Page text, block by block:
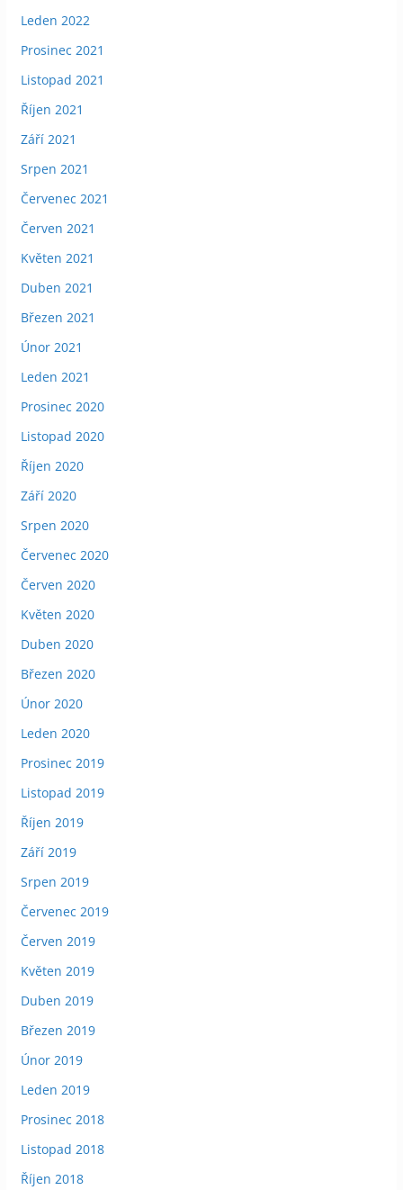
Leden 2022
Prosinec 2021
Listopad 2021
Říjen 2021
Září 2021
Srpen 2021
Červenec 2021
Červen 2021
Květen 2021
Duben 2021
Březen 2021
Únor 2021
Leden 2021
Prosinec 2020
Listopad 2020
Říjen 2020
Září 2020
Srpen 2020
Červenec 2020
Červen 2020
Květen 2020
Duben 2020
Březen 2020
Únor 2020
Leden 2020
Prosinec 2019
Listopad 2019
Říjen 2019
Září 2019
Srpen 2019
Červenec 2019
Červen 2019
Květen 2019
Duben 2019
Březen 2019
Únor 2019
Leden 2019
Prosinec 2018
Listopad 2018
Říjen 2018